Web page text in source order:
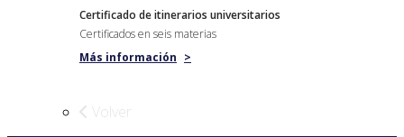
Certificado de itinerarios universitarios
Certificados en seis materias
Más información >
Volver